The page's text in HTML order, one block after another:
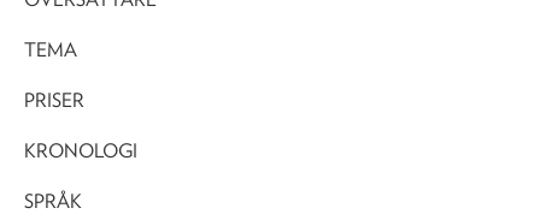
TEMA
PRISER
KRONOLOGI
SPRÅK